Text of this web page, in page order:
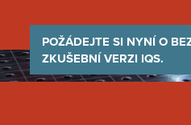
POŽÁDEJTE SI NYNÍ O
ZKUŠEBNÍ VERZI IQS.